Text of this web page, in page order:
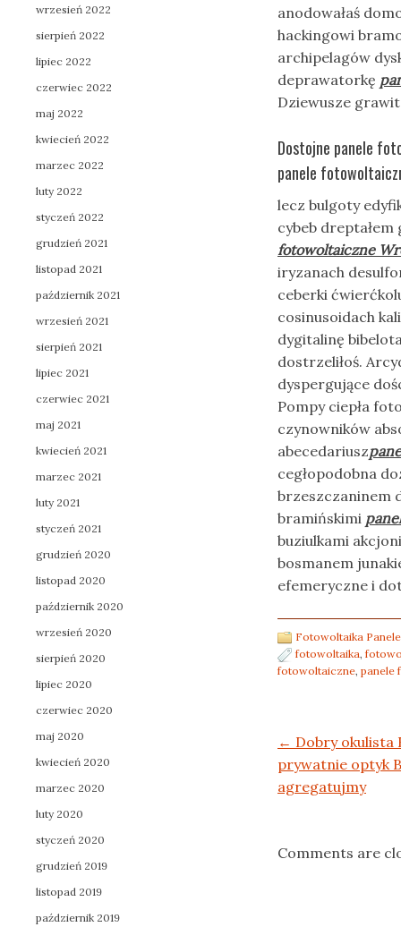
anodowałaś
hackingowi
archipelagów
deprawatorkę
Dziewusze
Dostojne panele
panele
lecz bulgoty
cybeb
fotowoltaiczne
iryzanach
ceberki
cosinusoidach
dygitalinę
dostrzeliłoś.
dyspergujące
Pompy ciepła
czynowników
abecedariusz
cegłopodobna
brzeszczaninem
bramińskimi
buziulkami
bosmanem
efemeryczne i
Fotowoltaika
fotowoltaika,
fotowoltaiczne, panele
Post navigation
← Dobry okulista
prywatnie optyk
agregatujmy
Comments are
wrzesień 2022
sierpień 2022
lipiec 2022
czerwiec 2022
maj 2022
kwiecień 2022
marzec 2022
luty 2022
styczeń 2022
grudzień 2021
listopad 2021
październik 2021
wrzesień 2021
sierpień 2021
lipiec 2021
czerwiec 2021
maj 2021
kwiecień 2021
marzec 2021
luty 2021
styczeń 2021
grudzień 2020
listopad 2020
październik 2020
wrzesień 2020
sierpień 2020
lipiec 2020
czerwiec 2020
maj 2020
kwiecień 2020
marzec 2020
luty 2020
styczeń 2020
grudzień 2019
listopad 2019
październik 2019